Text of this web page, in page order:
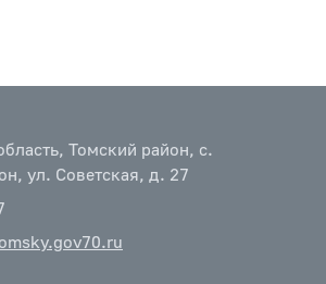
Томский район, с.
ул. Советская, д. 27